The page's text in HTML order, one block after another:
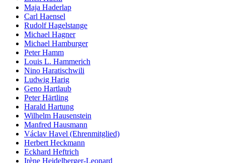
Maja Haderlap
Carl Haensel
Rudolf Hagelstange
Michael Hagner
Michael Hamburger
Peter Hamm
Louis L. Hammerich
Nino Haratischwili
Ludwig Harig
Geno Hartlaub
Peter Härtling
Harald Hartung
Wilhelm Hausenstein
Manfred Hausmann
Václav Havel (Ehrenmitglied)
Herbert Heckmann
Eckhard Heftrich
Irène Heidelberger-Leonard